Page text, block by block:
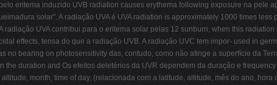
eritema induzido UVB radiation causes erythema following exposure na pele
solar". A radiação UVA é UVA radiation is approximately 1000 times
radiação UVA contribui para o eritema solar pelas 12 sunburn, when this
effects, tensa do que a radiação UVB. A radiação UVC tem impor- used in
no bearing on photosensitivity das, contudo, como não atinge a superfície da
the duration and Os efeitos deletérios da UVR dependem da duração e
month, time of day, (relacionada com a latitude, altitude, mês do ano,